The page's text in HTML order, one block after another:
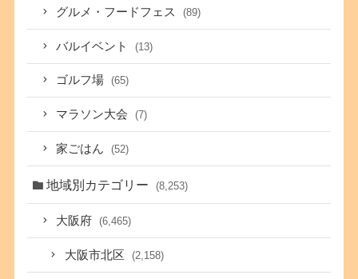
グルメ・フードフェス (89)
バルイベント (13)
ゴルフ場 (65)
マラソン大会 (7)
家ごはん (52)
地域別カテゴリー (8,253)
大阪府 (6,465)
大阪市北区 (2,158)